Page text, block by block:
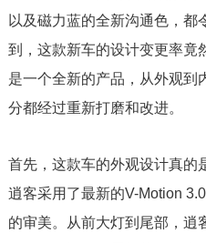
以及磁力蓝的全新沟通色，都
到，这款新车的设计变更率竟
是一个全新的产品，从外观到
分都经过重新打磨和改进。
首先，这款车的外观设计真的
逍客采用了最新的V-Motion
的审美。从前大灯到尾部，逍